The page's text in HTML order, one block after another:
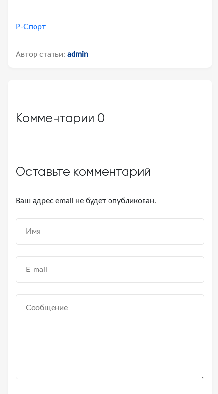
Р-Спорт
Автор статьи: admin
Комментарии 0
Оставьте комментарий
Ваш адрес email не будет опубликован.